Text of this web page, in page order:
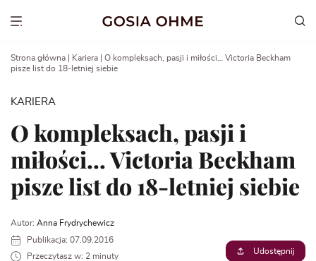
Show menu
Strona główna Kariera
O kompleksach, pasji i miłości… Victoria Beckham
pisze list do 18-letniej siebie
KARIERA
O kompleksach, pasji i
miłości… Victoria Beckham
pisze list do 18-letniej siebie
Autor: Anna Frydrychewicz
Publikacja: 07.09.2016
Przeczytasz w: 2 minuty
Udostępnij